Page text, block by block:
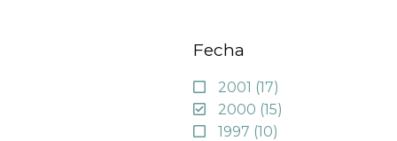
Fecha
2001 (17)
2000 (15)
1997 (10)